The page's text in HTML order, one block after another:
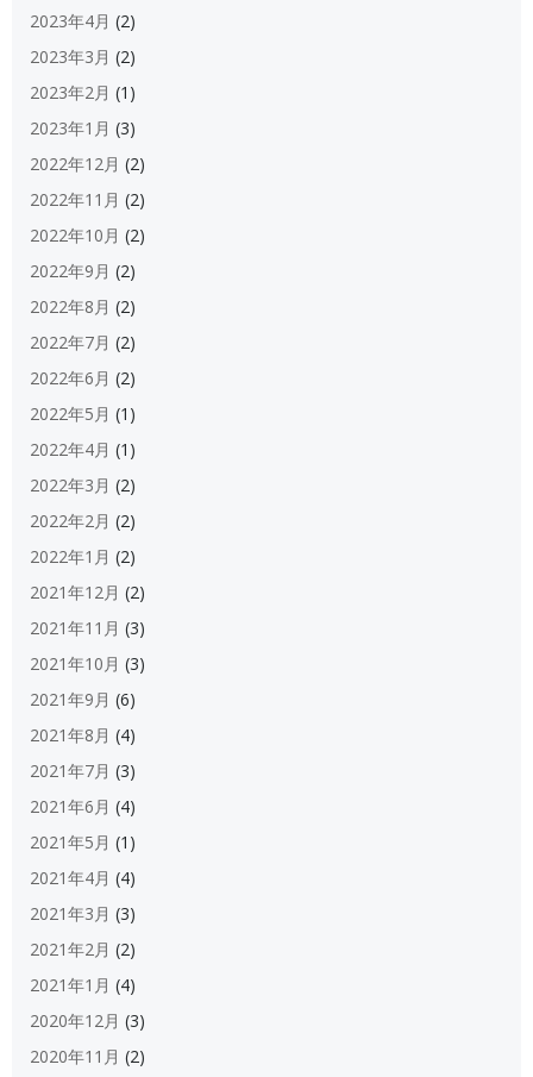
2023年4月 (2)
2023年3月 (2)
2023年2月 (1)
2023年1月 (3)
2022年12月 (2)
2022年11月 (2)
2022年10月 (2)
2022年9月 (2)
2022年8月 (2)
2022年7月 (2)
2022年6月 (2)
2022年5月 (1)
2022年4月 (1)
2022年3月 (2)
2022年2月 (2)
2022年1月 (2)
2021年12月 (2)
2021年11月 (3)
2021年10月 (3)
2021年9月 (6)
2021年8月 (4)
2021年7月 (3)
2021年6月 (4)
2021年5月 (1)
2021年4月 (4)
2021年3月 (3)
2021年2月 (2)
2021年1月 (4)
2020年12月 (3)
2020年11月 (2)